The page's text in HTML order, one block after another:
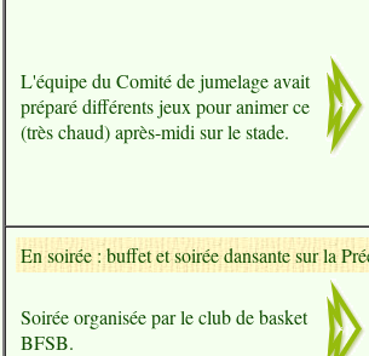
L'équipe du Comité de jumelage avait
préparé différents jeux pour animer ce
(très chaud) après-midi sur le stade.
En soirée : buffet et soirée dansante sur la
Soirée organisée par le club de basket
BFSB.